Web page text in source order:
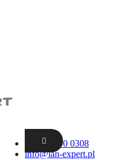
+48 62 300 0308
info@lan-expert.pl